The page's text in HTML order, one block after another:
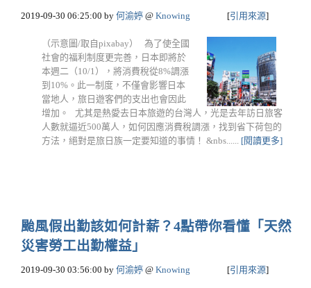
2019-09-30 06:25:00 by 何渝婷 @ Knowing [引用來源]
（示意圖/取自pixabay） 為了使全國
社會的福利制度更完善，日本即將於
本週二（10/1），將消費稅從8%調漲
到10%。此一制度，不僅會影響日本
當地人，旅日遊客們的支出也會因此
增加。 尤其是熱愛去日本旅遊的台灣人，光是去年訪日旅客
人數就逼近500萬人，如何因應消費稅調漲，找到省下荷包的
方法，絕對是旅日族一定要知道的事情！ &nbs...... [閱讀更多]
颱風假出勤該如何計薪？4點帶你看懂「天然
災害勞工出勤權益」
2019-09-30 03:56:00 by 何渝婷 @ Knowing [引用來源]